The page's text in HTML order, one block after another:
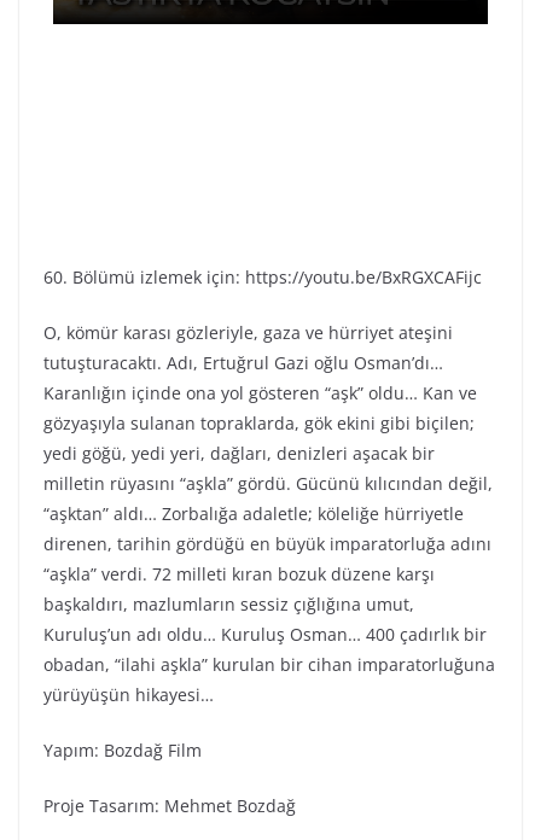
60. Bölümü izlemek için: https://youtu.be/BxRGXCAFijc
O, kömür karası gözleriyle, gaza ve hürriyet ateşini
tutuşturacaktı. Adı, Ertuğrul Gazi oğlu Osman’dı…
Karanlığın içinde ona yol gösteren “aşk” oldu… Kan ve
gözyaşıyla sulanan topraklarda, gök ekini gibi biçilen;
yedi göğü, yedi yeri, dağları, denizleri aşacak bir
milletin rüyasını “aşkla” gördü. Gücünü kılıcından değil,
“aşktan” aldı… Zorbalığa adaletle; köleliğe hürriyetle
direnen, tarihin gördüğü en büyük imparatorluğa adını
“aşkla” verdi. 72 milleti kıran bozuk düzene karşı
başkaldırı, mazlumların sessiz çığlığına umut,
Kuruluş’un adı oldu… Kuruluş Osman… 400 çadırlık bir
obadan, “ilahi aşkla” kurulan bir cihan imparatorluğuna
yürüyüşün hikayesi…
Yapım: Bozdağ Fi̇lm
Proje Tasarım: Mehmet Bozdağ